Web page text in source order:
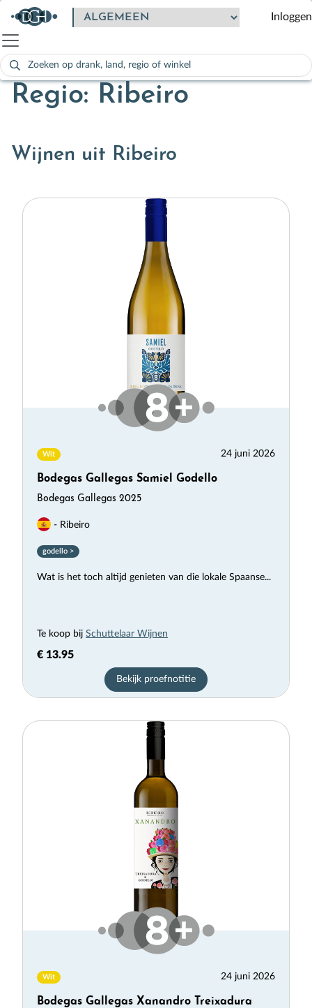
Zoeken
naar:
Als de resultaten voor automatisch aanvullen beschikbaar zijn,
Inloggen
Regio: Ribeiro
Wijnen uit Ribeiro
Wit 24 juni 2026
Bodegas Gallegas Samiel Godello
Bodegas Gallegas 2025
- Ribeiro
godello >
Wat is het toch altijd genieten van die lokale Spaanse...
Te koop bij Schuttelaar Wijnen
€ 13.95
Bekijk proefnotitie
Wit 24 juni 2026
Bodegas Gallegas Xanandro Treixadura